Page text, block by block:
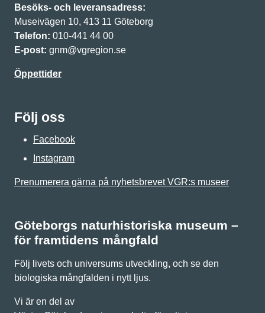
Besöks- och leveransadress:
Museivägen 10, 413 11 Göteborg
Telefon: 010-441 44 00
E-post: gnm@vgregion.se
Öppettider
Följ oss
Facebook
Instagram
Prenumerera gärna på nyhetsbrevet VGR:s museer
Göteborgs naturhistoriska museum –
för framtidens mångfald
Följ livets och universums utveckling, och se den
biologiska mångfalden i nytt ljus.
Vi är en del av